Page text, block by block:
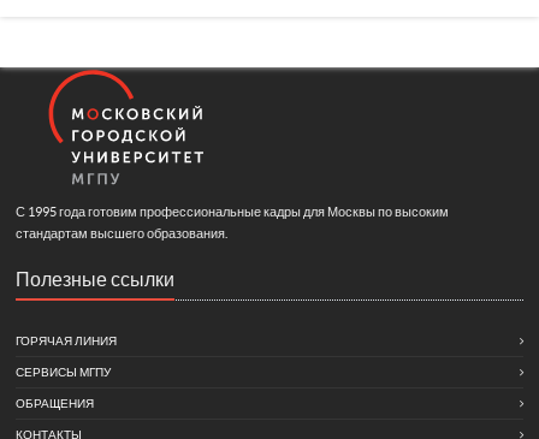
С 1995 года готовим профессиональные кадры для Москвы по высоким
стандартам высшего образования.
Полезные ссылки
ГОРЯЧАЯ ЛИНИЯ
СЕРВИСЫ МГПУ
ОБРАЩЕНИЯ
КОНТАКТЫ